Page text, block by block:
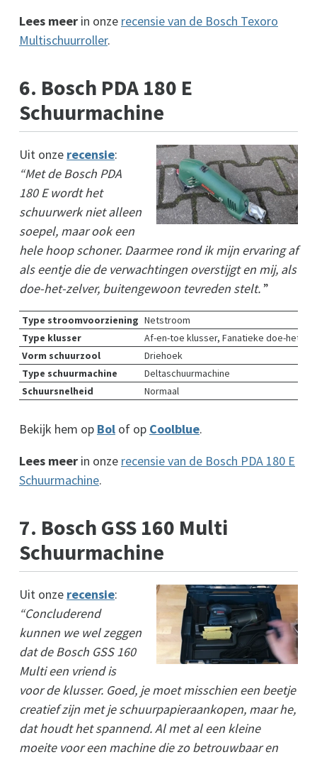
Lees meer in onze recensie van de Bosch Texoro
Multischuurroller.
6. Bosch PDA 180 E
Schuurmachine
Uit onze recensie:
“Met de Bosch PDA
180 E wordt het
schuurwerk niet alleen
soepel, maar ook een
hele hoop schoner. Daarmee rond ik mijn ervaring af
als eentje die de verwachtingen overstijgt en mij, als
doe-het-zelver, buitengewoon tevreden stelt.”
Type stroomvoorziening Netstroom
Type klusser
Af-en-toe klusser, Fanatieke doe-het-
Vorm schuurzool
Driehoek
Type schuurmachine
Deltaschuurmachine
Schuursnelheid
Normaal
Bekijk hem op Bol of op Coolblue.
Lees meer in onze recensie van de Bosch PDA 180 E
Schuurmachine.
7. Bosch GSS 160 Multi
Schuurmachine
Uit onze recensie:
“Concluderend
kunnen we wel zeggen
dat de Bosch GSS 160
Multi een vriend is
voor de klusser. Goed, je moet misschien een beetje
creatief zijn met je schuurpapieraankopen, maar he,
dat houdt het spannend. Al met al een kleine
moeite voor een machine die zo betrouwbaar en